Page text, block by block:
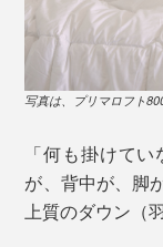
写真は、プリマロフト
「何も掛けて
が、背中が、脚
上質のダウン（